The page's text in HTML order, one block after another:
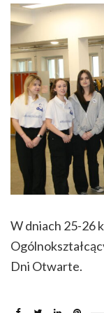
W dniach 25-26
Dni Otwarte.